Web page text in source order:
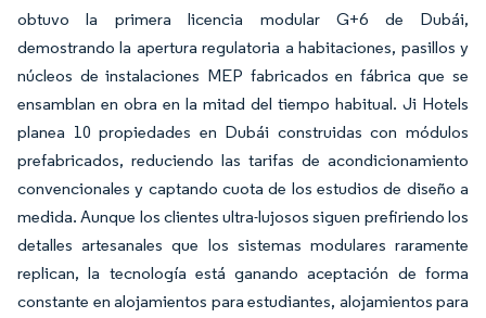
obtuvo la primera licencia modular G+6 de Dubái,
demostrando la apertura regulatoria a habitaciones, pasillos y
núcleos de instalaciones MEP fabricados en fábrica que se
ensamblan en obra en la mitad del tiempo habitual. Ji Hotels
planea 10 propiedades en Dubái construidas con módulos
prefabricados, reduciendo las tarifas de acondicionamiento
convencionales y captando cuota de los estudios de diseño a
medida. Aunque los clientes ultra-lujosos siguen prefiriendo los
detalles artesanales que los sistemas modulares raramente
replican, la tecnología está ganando aceptación de forma
constante en alojamientos para estudiantes, alojamientos para